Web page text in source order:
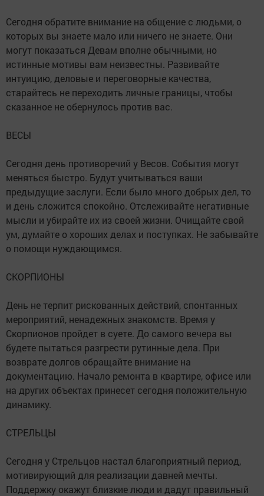
Сегодня обратите внимание на общение с людьми, о
которых вы знаете мало или ничего не знаете. Они
могут показаться Девам вполне обычными, но
истинные мотивы вам неизвестны. Развивайте
интуицию, деловые и переговорные качества,
старайтесь не переходить личные границы, чтобы
сказанное не обернулось против вас.
ВЕСЫ
Сегодня день противоречий у Весов. События могут
меняться быстро. Будут учитываться ваши
предыдущие заслуги. Если было много добрых дел, то
и день сложится спокойно. Отслеживайте негативные
мысли и убирайте их из своей жизни. Очищайте свой
ум, думайте о хороших делах и поступках. Не забывайте
о помощи нуждающимся.
СКОРПИОНЫ
День не терпит рискованных действий, спонтанных
мероприятий, ненадежных знакомств. Время у
Скорпионов пройдет в суете. До самого вечера вы
будете пытаться разгрести рутинные дела. При
возврате долгов обращайте внимание на
документацию. Начало ремонта в квартире, офисе или
на других объектах принесет сегодня положительную
динамику.
СТРЕЛЬЦЫ
Сегодня у Стрельцов настал благоприятный период,
мотивирующий для реализации давней мечты.
Поддержку окажут близкие люди и дадут правильный